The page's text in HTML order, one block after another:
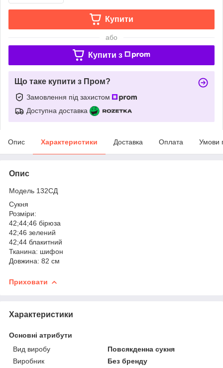
Купити
або
Купити з
Що таке купити з Пром?
Замовлення під захистом
Доступна доставка
Опис Характеристики Доставка Оплата Умови
Опис
Модель 132СД
Сукня
Розміри:
42;44;46 бірюза
42;46 зелений
42;44 блакитний
Тканина: шифон
Довжина: 82 см
Приховати
Характеристики
Основні атрибути
Вид виробу
Повсякденна сукня
Виробник
Без бренду